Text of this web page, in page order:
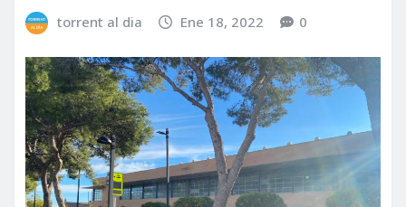
torrent al dia Ene 18, 2022 0